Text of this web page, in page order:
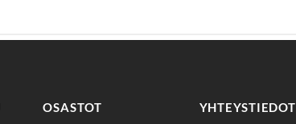
OSASTOT YHTEYSTIEDOT